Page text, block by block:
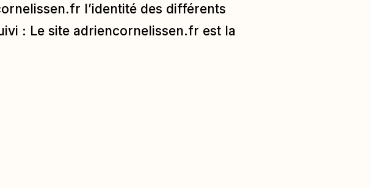
l’identité des différents
: Le site adriencornelissen.fr est la